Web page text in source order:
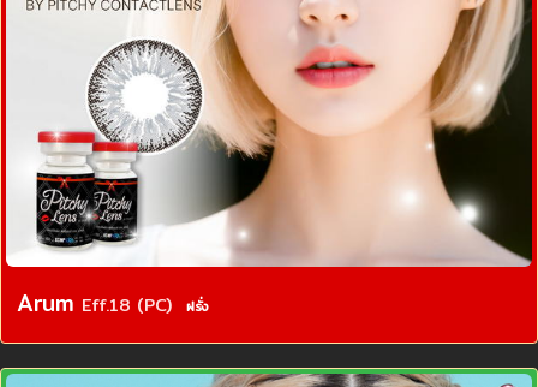
Arum Eff.18 (PC) ฝรั่ง